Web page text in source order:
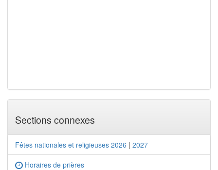
Sections connexes
Fêtes nationales et religieuses 2026 | 2027
Horaires de prières